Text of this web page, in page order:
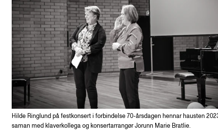
Hilde Ringlund på festkonsert i forbindelse 70-årsdagen hennar hausten
saman med klaverkollega og konsertarrangør Jorunn Marie Bratlie.